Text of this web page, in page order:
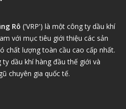
Rô ('VRP') là một công ty dầu khí
với mục tiêu giới thiệu các sản
chất lượng toàn cầu cao cấp nhất.
dầu khí hàng đầu thế giới và
chuyên gia quốc tế.